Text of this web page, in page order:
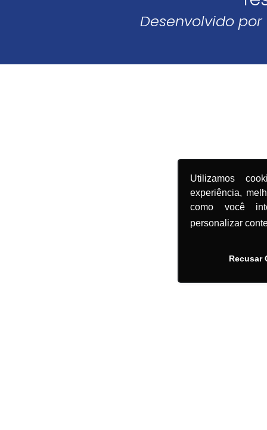
Utilizamos
experiência,
como você
personalizar
Recusar
Desenvolvido por